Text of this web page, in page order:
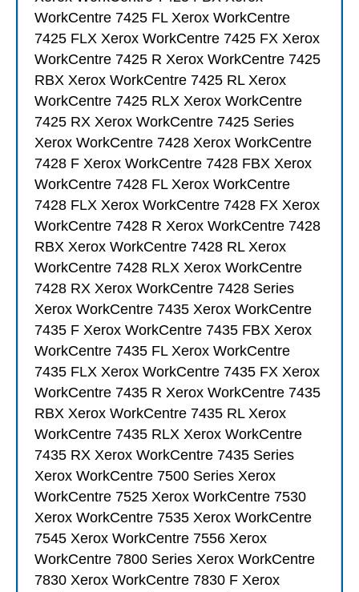
WorkCentre 7425 FL Xerox WorkCentre
7425 FLX Xerox WorkCentre 7425 FX Xerox
WorkCentre 7425 R Xerox WorkCentre 7425
RBX Xerox WorkCentre 7425 RL Xerox
WorkCentre 7425 RLX Xerox WorkCentre
7425 RX Xerox WorkCentre 7425 Series
Xerox WorkCentre 7428 Xerox WorkCentre
7428 F Xerox WorkCentre 7428 FBX Xerox
WorkCentre 7428 FL Xerox WorkCentre
7428 FLX Xerox WorkCentre 7428 FX Xerox
WorkCentre 7428 R Xerox WorkCentre 7428
RBX Xerox WorkCentre 7428 RL Xerox
WorkCentre 7428 RLX Xerox WorkCentre
7428 RX Xerox WorkCentre 7428 Series
Xerox WorkCentre 7435 Xerox WorkCentre
7435 F Xerox WorkCentre 7435 FBX Xerox
WorkCentre 7435 FL Xerox WorkCentre
7435 FLX Xerox WorkCentre 7435 FX Xerox
WorkCentre 7435 R Xerox WorkCentre 7435
RBX Xerox WorkCentre 7435 RL Xerox
WorkCentre 7435 RLX Xerox WorkCentre
7435 RX Xerox WorkCentre 7435 Series
Xerox WorkCentre 7500 Series Xerox
WorkCentre 7525 Xerox WorkCentre 7530
Xerox WorkCentre 7535 Xerox WorkCentre
7545 Xerox WorkCentre 7556 Xerox
WorkCentre 7800 Series Xerox WorkCentre
7830 Xerox WorkCentre 7830 F Xerox